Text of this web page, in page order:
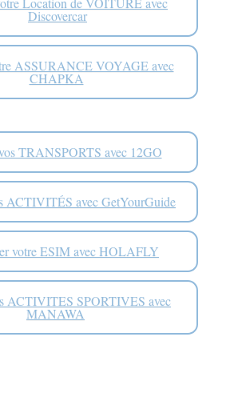
Discovercar
ASSURANCE VOYAGE avec
CHAPKA
TRANSPORTS avec 12GO
ACTIVITÉS avec GetYourGuide
votre ESIM avec HOLAFLY
ACTIVITES SPORTIVES avec
MANAWA